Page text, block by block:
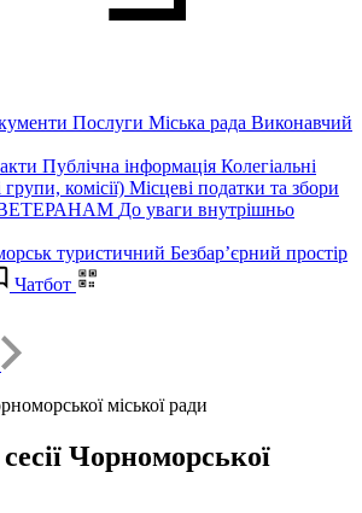
Послуги Міська рада Виконавчий
Публічна інформація Колегіальні
комісії) Місцеві податки та збори
До уваги внутрішньо
туристичний Безбар’єрний простір
Чатбот
міської ради
Чорноморської